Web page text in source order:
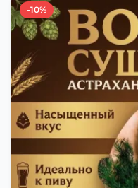
-10%